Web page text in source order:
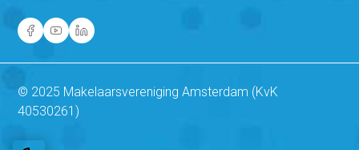
© 2025 Makelaarsvereniging Amsterdam (KvK
40530261)